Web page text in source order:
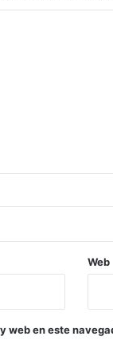
Web
web en este